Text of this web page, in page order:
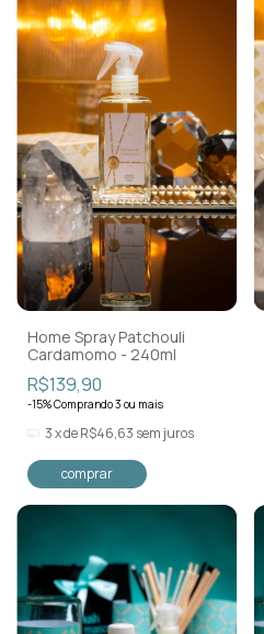
Home Spray Patchouli
Cardamomo - 240ml
R$139,90
-15% Comprando 3 ou mais
3xdeR$46,63 sem juros